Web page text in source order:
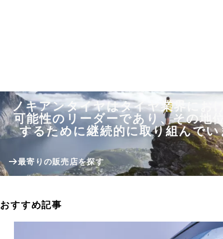
ノキアンタイヤはタイヤ業界にお
可能性のリーダーであり、その地
するために継続的に取り組んでい
最寄りの販売店を探す
おすすめ記事